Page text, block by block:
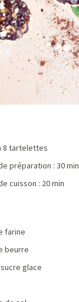
8 tartelettes
préparation : 30 min
cuisson : 20 min
farine
beurre
glace